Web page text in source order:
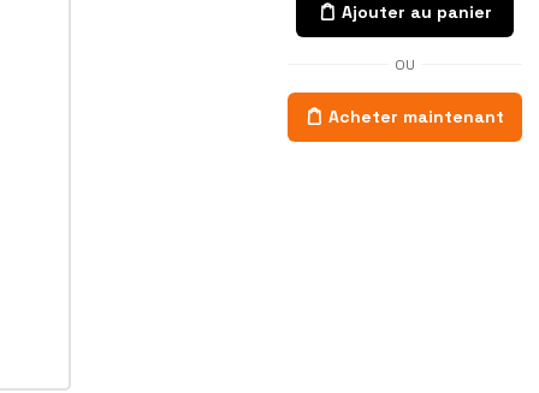
Ajouter au panier
OU
Acheter maintenant